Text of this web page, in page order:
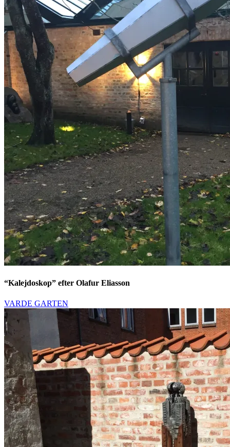
“Kalejdoskop” efter Olafur Eliasson
VARDE GARTEN